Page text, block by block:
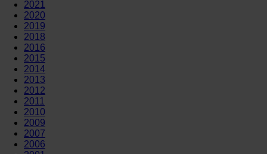
2021
2020
2019
2018
2016
2015
2014
2013
2012
2011
2010
2009
2007
2006